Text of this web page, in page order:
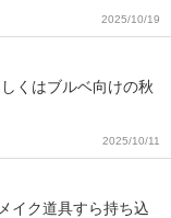
2025/10/19
くはブルベ向けの秋
2025/10/11
イク道具すら持ち込